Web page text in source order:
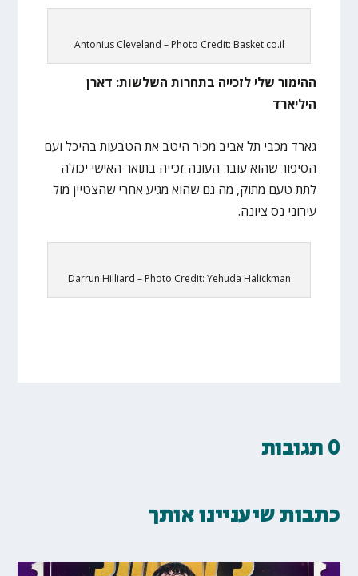
Antonius Cleveland – Photo Credit: Basket.co.il
ההימור שלי לזכייה בתחרות השלשות: דארן
היליארד
גארד מכבי תל אביב מכיר היטב את הטבעות בהיכל ועם
הסיפור שהוא עובר העונה זכייה בתואר האישי יכולה
לתת טעם מתוק, מה גם שהוא מגיע אחרי שהצטיין מול
עירוני נס ציונה.
Darrun Hilliard – Photo Credit: Yehuda Halickman
0 תגובות
כתבות שיעניינו אותך